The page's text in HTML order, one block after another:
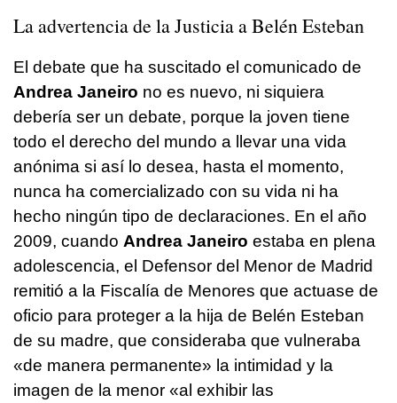
La advertencia de la Justicia a Belén Esteban
El debate que ha suscitado el comunicado de
Andrea Janeiro no es nuevo, ni siquiera
debería ser un debate, porque la joven tiene
todo el derecho del mundo a llevar una vida
anónima si así lo desea, hasta el momento,
nunca ha comercializado con su vida ni ha
hecho ningún tipo de declaraciones. En el año
2009, cuando Andrea Janeiro estaba en plena
adolescencia, el Defensor del Menor de Madrid
remitió a la Fiscalía de Menores que actuase de
oficio para proteger a la hija de Belén Esteban
de su madre, que consideraba que vulneraba
«de manera permanente» la intimidad y la
imagen de la menor «al exhibir las